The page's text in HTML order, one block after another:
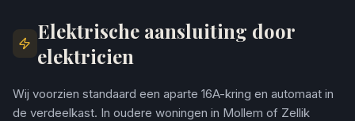
Elektrische aansluiting door
elektricien
Wij voorzien standaard een aparte 16A-kring en automaat in
de verdeelkast. In oudere woningen in Mollem of Zellik